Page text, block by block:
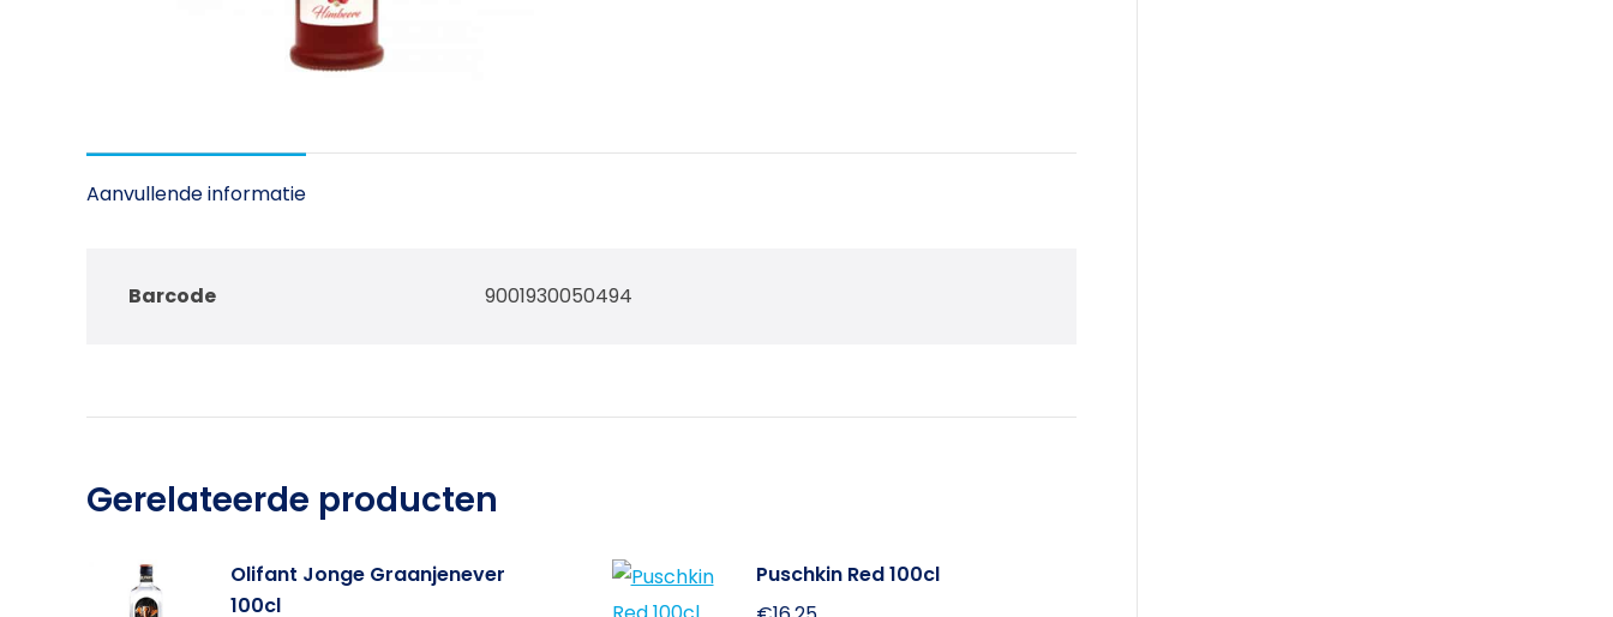
Aanvullende informatie
Barcode 9001930050494
Gerelateerde producten
Olifant Jonge Graanjenever
100cl
Puschkin Red 100cl